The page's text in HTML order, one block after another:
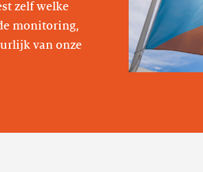
zelf welke
monitoring,
van onze